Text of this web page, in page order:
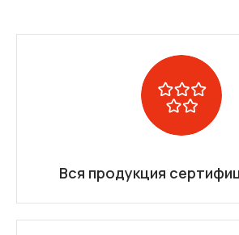
Вся продукция